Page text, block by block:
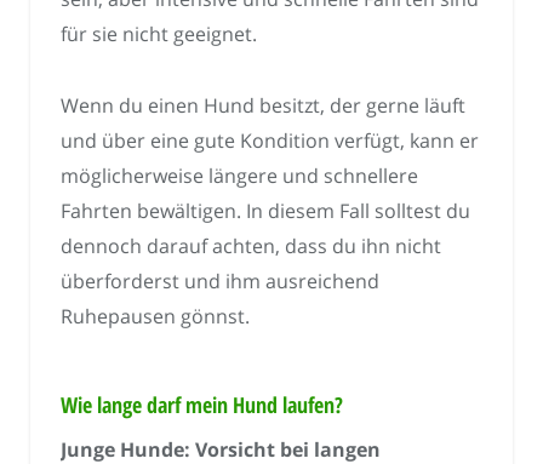
für sie nicht geeignet.
Wenn du einen Hund besitzt, der gerne läuft
und über eine gute Kondition verfügt, kann er
möglicherweise längere und schnellere
Fahrten bewältigen. In diesem Fall solltest du
dennoch darauf achten, dass du ihn nicht
überforderst und ihm ausreichend
Ruhepausen gönnst.
Wie lange darf mein Hund laufen?
Junge Hunde: Vorsicht bei langen